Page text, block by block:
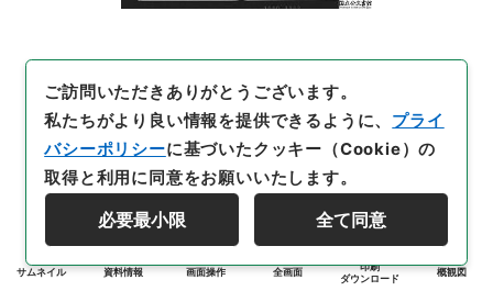
サムネイル 資料情報 画面操作 全画面
印刷
ダウンロード
概観図
ご訪問いただきありがとうございます。
私たちがより良い情報を提供できるように、 プライ
バシーポリシーに基づいたクッキー（Cookie）の
取得と利用に同意をお願いいたします。
必要最小限 全て同意